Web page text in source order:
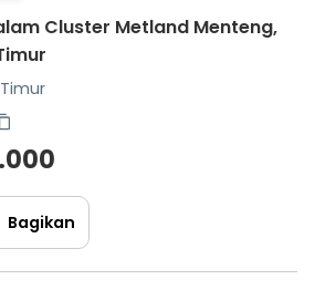
Cluster Metland Menteng,
Bagikan